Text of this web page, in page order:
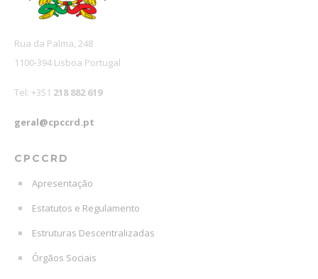
Rua da Palma, 248
1100-394 Lisboa Portugal
Tel: +351 218 882 619
geral@cpccrd.pt
CPCCRD
Apresentação
Estatutos e Regulamento
Estruturas Descentralizadas
Órgãos Sociais